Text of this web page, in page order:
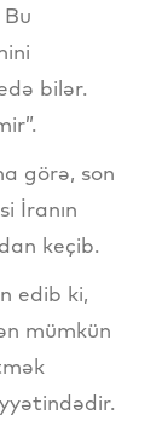
bilər.
görə, son
İranın
keçib.
edib ki,
mümkün